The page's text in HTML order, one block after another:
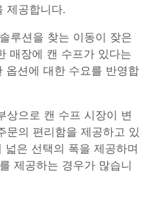
제공합니다.
루션을 찾는 이동이 잦은
매장에 캔 수프가 있다는
옵션에 대한 수요를 반영합
상으로 캔 수프 시장이 변
문의 편리함을 제공하고 있
은 선택의 폭을 제공하며
제공하는 경우가 많습니